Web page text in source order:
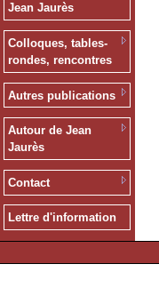
Jean Jaurès
Colloques, tables-
rondes, rencontres
Autres publications
Autour de Jean
Jaurès
Contact
Lettre d'information